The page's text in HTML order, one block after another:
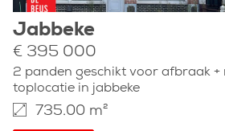
Jabbeke
€ 395 000
2 panden geschikt voor afbraak +
toplocatie in jabbeke
735.00 m²